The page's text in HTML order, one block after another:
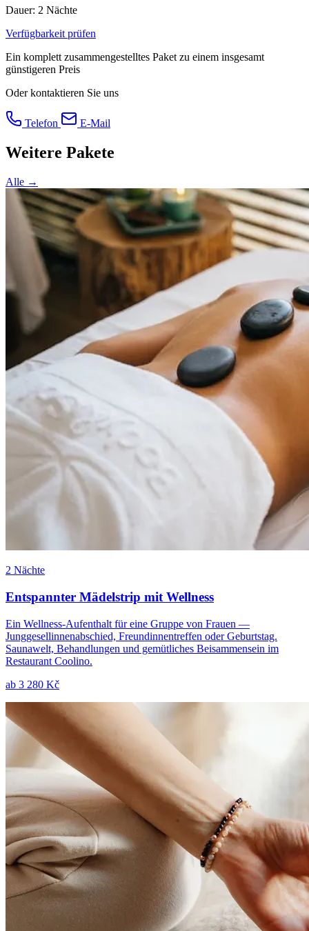
Dauer: 2 Nächte
Verfügbarkeit prüfen
Ein komplett zusammengestelltes Paket zu einem insgesamt
günstigeren Preis
Oder kontaktieren Sie uns
Telefon E-Mail
Weitere Pakete
Alle →
2 Nächte
Entspannter Mädelstrip mit Wellness
Ein Wellness-Aufenthalt für eine Gruppe von Frauen —
Junggesellinnenabschied, Freundinnentreffen oder Geburtstag.
Saunawelt, Behandlungen und gemütliches Beisammensein im
Restaurant Coolino.
ab 3 280 Kč